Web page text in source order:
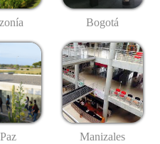
Bogotá
Manizales